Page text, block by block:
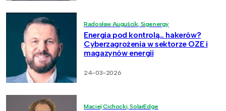
Radosław Auguścik, Sigenergy
Energia pod kontrolą… hakerów?
Cyberzagrożenia w sektorze OZE i
magazynów energii
24-03-2026
Maciej Cichocki, SolarEdge